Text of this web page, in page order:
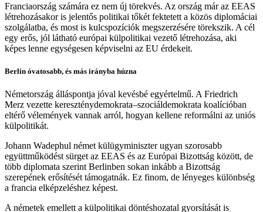
Franciaország számára ez nem új törekvés. Az ország már az EEAS
létrehozásakor is jelentős politikai tőkét fektetett a közös diplomáciai
szolgálatba, és most is kulcspozíciók megszerzésére törekszik. A cél
egy erős, jól látható európai külpolitikai vezető létrehozása, aki
képes lenne egységesen képviselni az EU érdekeit.
Berlin óvatosabb, és más irányba húzna
Németország álláspontja jóval kevésbé egyértelmű. A Friedrich
Merz vezette kereszténydemokrata–szociáldemokrata koalícióban
eltérő vélemények vannak arról, hogyan kellene reformálni az uniós
külpolitikát.
Johann Wadephul német külügyminiszter ugyan szorosabb
együttműködést sürget az EEAS és az Európai Bizottság között, de
több diplomata szerint Berlinben sokan inkább a Bizottság
szerepének erősítését támogatnák. Ez finom, de lényeges különbség
a francia elképzeléshez képest.
A németek emellett a külpolitikai döntéshozatal gyorsítását is